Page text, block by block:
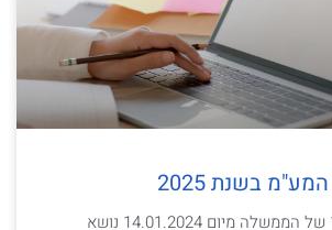
בשנת 2025
החלטה מספר 1270 של הממשלה מיום 14.01.2024 נושא